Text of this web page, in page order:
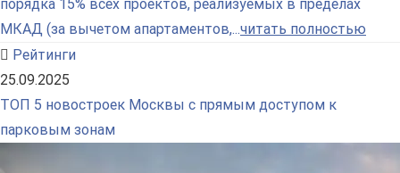
порядка 15% всех проектов, реализуемых в пределах
МКАД (за вычетом апартаментов,...читать полностью
Рейтинги
25.09.2025
ТОП 5 новостроек Москвы с прямым доступом к
парковым зонам